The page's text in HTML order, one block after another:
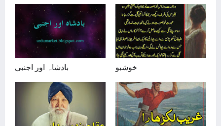
بادشاہ اور اجنبی خوشبو